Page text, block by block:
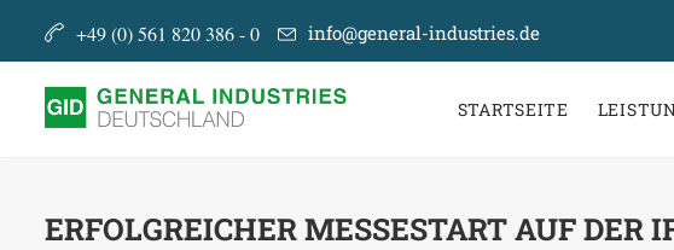
+49 (0) 561 820 386 - 0 info@general-industries.de
STARTSEITE
ERFOLGREICHER MESSESTART AUF DER